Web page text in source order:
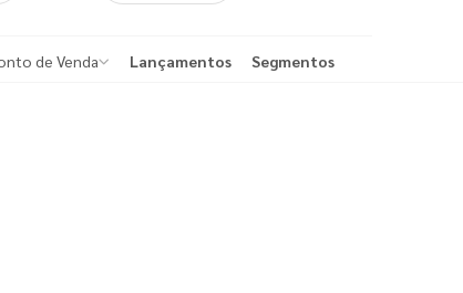
de Venda Lançamentos Segmentos